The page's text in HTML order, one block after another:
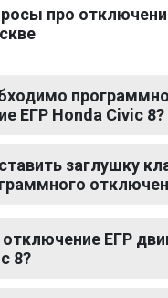
про
ЕГР Honda Civic 8?
заглушку
ЕГР
8?